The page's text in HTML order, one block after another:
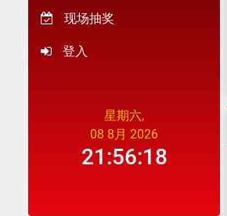
现场抽奖
登入
星期六,
08 8月 2026
21:56:18